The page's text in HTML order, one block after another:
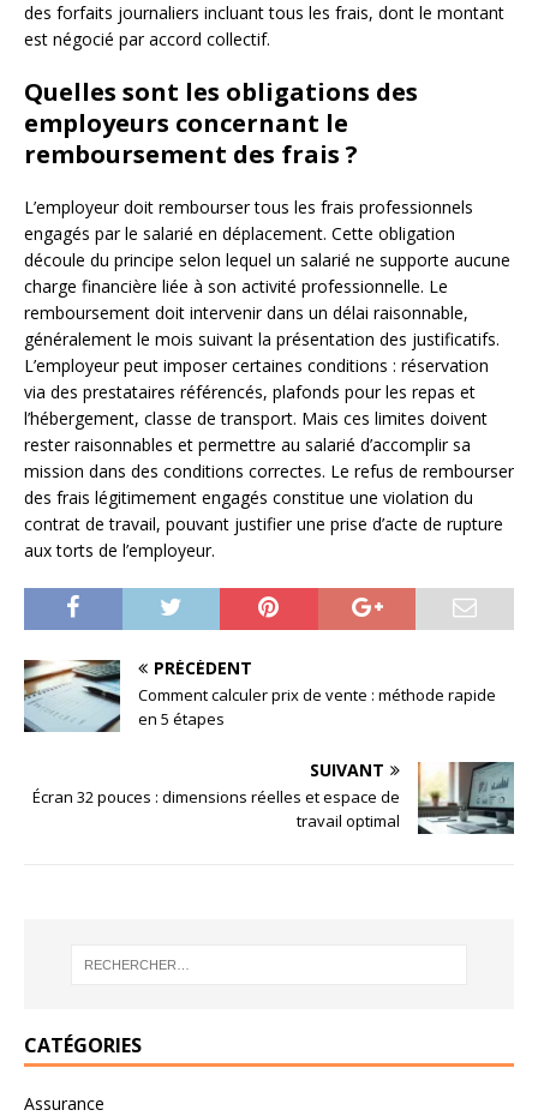
des forfaits journaliers incluant tous les frais, dont le montant
est négocié par accord collectif.
Quelles sont les obligations des
employeurs concernant le
remboursement des frais ?
L’employeur doit rembourser tous les frais professionnels
engagés par le salarié en déplacement. Cette obligation
découle du principe selon lequel un salarié ne supporte aucune
charge financière liée à son activité professionnelle. Le
remboursement doit intervenir dans un délai raisonnable,
généralement le mois suivant la présentation des justificatifs.
L’employeur peut imposer certaines conditions : réservation
via des prestataires référencés, plafonds pour les repas et
l’hébergement, classe de transport. Mais ces limites doivent
rester raisonnables et permettre au salarié d’accomplir sa
mission dans des conditions correctes. Le refus de rembourser
des frais légitimement engagés constitue une violation du
contrat de travail, pouvant justifier une prise d’acte de rupture
aux torts de l’employeur.
PRÉCÉDENT
Comment calculer prix de vente : méthode rapide
en 5 étapes
SUIVANT
Écran 32 pouces : dimensions réelles et espace de
travail optimal
CATÉGORIES
Assurance